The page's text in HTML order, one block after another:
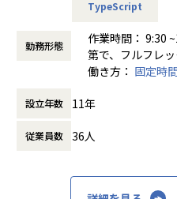
を連絡し合っています
・Discord / Slackハドル：議論
複雑なレビュー、影響の大き
ミュニケーションをとりながら
・Pull Request・コードレビュ
オフィスへの出社がなく、全社
・代表との1on1：入社後会社
収入に対する不安を少しでも取
安心して仕事に集中することが
成長してほしいと考えています
└理由1：
単価が給与に反映される「明確
開。
年齢や経験年数に関わらず、公
当社の営業担当が単価の高い
単価アップの交渉にも長けてい
TypeScript
勤務形態
作業時間： 9:30
第で、フルフレ
働き方： 固定時
時間外労働の有
休憩時間： 60分
設立年数 11年
従業員数 36人